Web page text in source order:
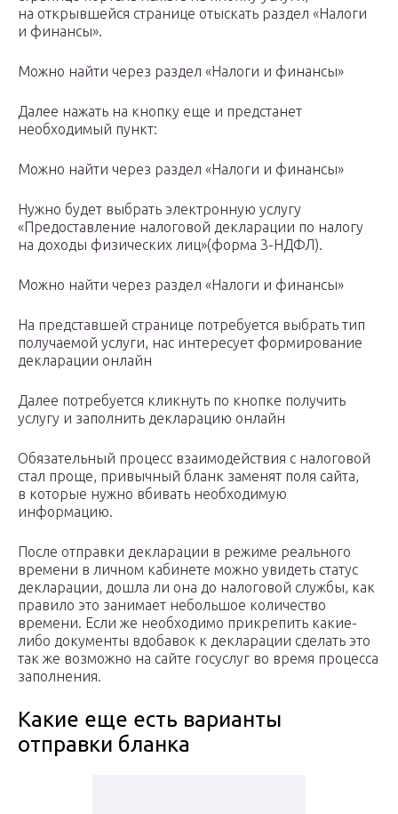
на открывшейся странице отыскать раздел «Налоги
и финансы».
Можно найти через раздел «Налоги и финансы»
Далее нажать на кнопку еще и предстанет
необходимый пункт:
Можно найти через раздел «Налоги и финансы»
Нужно будет выбрать электронную услугу
«Предоставление налоговой декларации по налогу
на доходы физических лиц»(форма 3-НДФЛ).
Можно найти через раздел «Налоги и финансы»
На представшей странице потребуется выбрать тип
получаемой услуги, нас интересует формирование
декларации онлайн
Далее потребуется кликнуть по кнопке получить
услугу и заполнить декларацию онлайн
Обязательный процесс взаимодействия с налоговой
стал проще, привычный бланк заменят поля сайта,
в которые нужно вбивать необходимую
информацию.
После отправки декларации в режиме реального
времени в личном кабинете можно увидеть статус
декларации, дошла ли она до налоговой службы, как
правило это занимает небольшое количество
времени. Если же необходимо прикрепить какие-
либо документы вдобавок к декларации сделать это
так же возможно на сайте госуслуг во время процесса
заполнения.
Какие еще есть варианты
отправки бланка